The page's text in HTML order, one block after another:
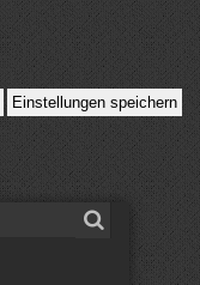
Einstellungen speichern